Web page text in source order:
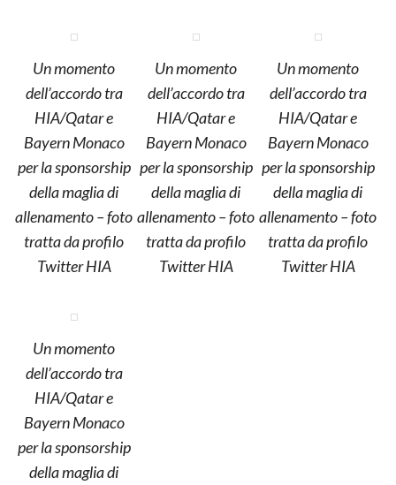
Un momento
dell’accordo tra
HIA/Qatar e
Bayern Monaco
per la sponsorship
della maglia di
allenamento – foto
tratta da profilo
Twitter HIA
Un momento
dell’accordo tra
HIA/Qatar e
Bayern Monaco
per la sponsorship
della maglia di
allenamento – foto
tratta da profilo
Twitter HIA
Un momento
dell’accordo tra
HIA/Qatar e
Bayern Monaco
per la sponsorship
della maglia di
allenamento – foto
tratta da profilo
Twitter HIA
Un momento
dell’accordo tra
HIA/Qatar e
Bayern Monaco
per la sponsorship
della maglia di